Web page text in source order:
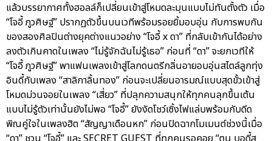
แล้วบรรยากาศทั้งฮอลล์ก็เปลี่ยนเข้าสู่โหมดละมุนแบบไม่ทันตั้งตัว เมื่อ
“โจอี้ ภูวศิษฐ์” ปรากฏตัวขึ้นบนเวทีพร้อมรอยยิ้มอบอุ่น กับการพบกัน
ของสองศิลปินต่างยุคต่างแนวอย่าง “โจอี้ x ดา” ที่กลับเข้ากันได้อย่าง
ลงตัวเกินคาดในเพลง “ไม่รู้จักฉันไม่รู้เธอ” ก่อนที่ “ดา” จะยกเวทีให้
“โจอี้ ภูวศิษฐ์” พาแฟนเพลงเข้าสู่โลกดนตรีกลิ่นอายอบอุ่นสไตล์ลูกทุ่ง
อินดี้กับเพลง “สาลิกาลิ้นทอง” ก่อนจะเปลี่ยนอารมณ์แบบสุดขั้วเข้าสู่
โหมดม่วนจอยในเพลง “เสี่ยว” ที่ปลุกความสนุกให้ทุกคนลุกขึ้นเต้น
แบบไม่รู้ตัวเท่านั้นยังไม่พอ “โจอี้” ยังงัดโชว์เซิ้งไฟแล่บพร้อมกับดีด
พิณคู่ใจในเพลงฮิต “สัญญาเดือนหก” ก่อนปิดฉากโมเมนต์ช่วงนี้เมื่อ